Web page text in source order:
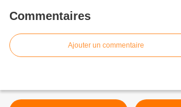
Commentaires
Ajouter un commentaire